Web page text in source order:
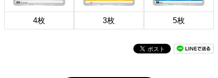
4枚 3枚 5枚